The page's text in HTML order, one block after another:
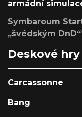
armádní
Symbaroum
„švédským
Deskové
Carcassonne
Bang